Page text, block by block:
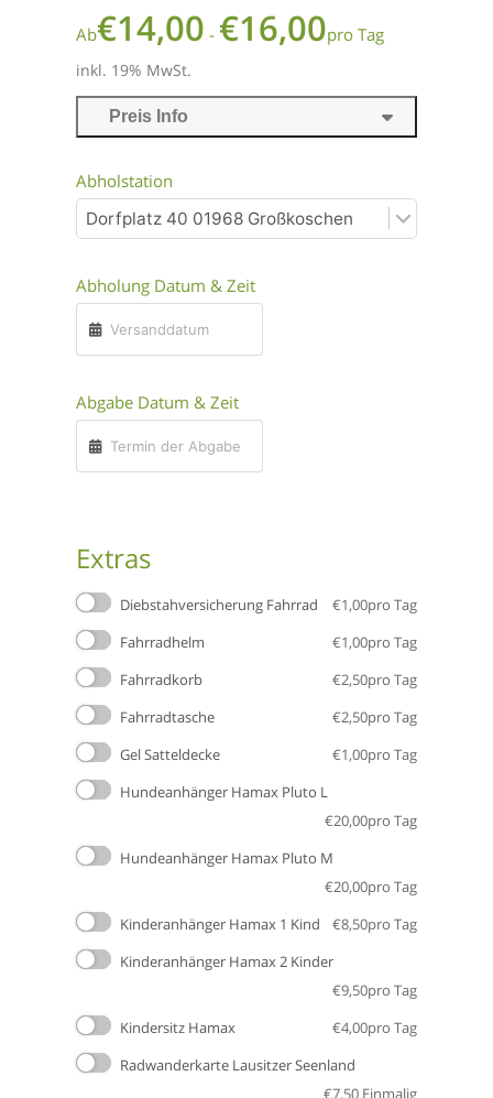
Ab€14,00 - €16,00pro Tag
inkl. 19% MwSt.
Preis Info
Abholstation
Abholung Datum & Zeit
Abgabe Datum & Zeit
Extras
Diebstahversicherung Fahrrad €1,00pro Tag
Fahrradhelm
€1,00pro Tag
Fahrradkorb
€2,50pro Tag
Fahrradtasche
€2,50pro Tag
Gel Satteldecke
€1,00pro Tag
Hundeanhänger Hamax Pluto L
€20,00pro Tag
Hundeanhänger Hamax Pluto M
€20,00pro Tag
Kinderanhänger Hamax 1 Kind
€8,50pro Tag
Kinderanhänger Hamax 2 Kinder
€9,50pro Tag
Kindersitz Hamax
€4,00pro Tag
Radwanderkarte Lausitzer Seenland
€7,50 Einmalig